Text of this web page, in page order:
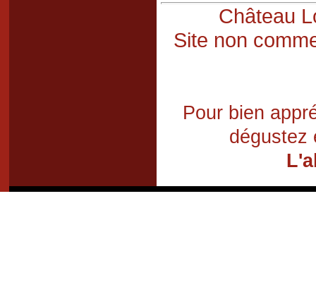
Château
Site non
Pour bien
dégustez